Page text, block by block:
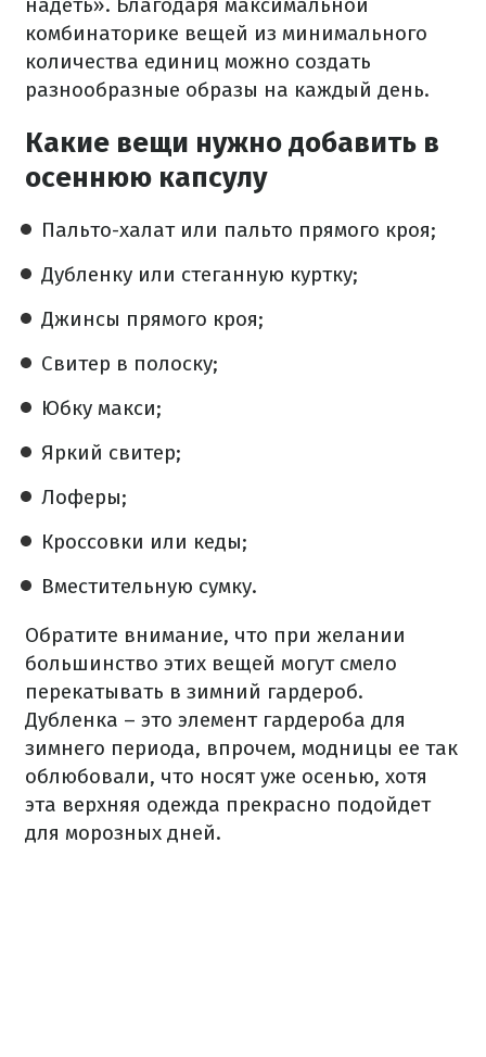
комбинаторике вещей из минимального
количества единиц можно создать
разнообразные образы на каждый день.
Какие вещи нужно добавить в
осеннюю капсулу
Пальто-халат или пальто прямого кроя;
Дубленку или стеганную куртку;
Джинсы прямого кроя;
Свитер в полоску;
Юбку макси;
Яркий свитер;
Лоферы;
Кроссовки или кеды;
Вместительную сумку.
Обратите внимание, что при желании
большинство этих вещей могут смело
перекатывать в зимний гардероб.
Дубленка – это элемент гардероба для
зимнего периода, впрочем, модницы ее так
облюбовали, что носят уже осенью, хотя
эта верхняя одежда прекрасно подойдет
для морозных дней.